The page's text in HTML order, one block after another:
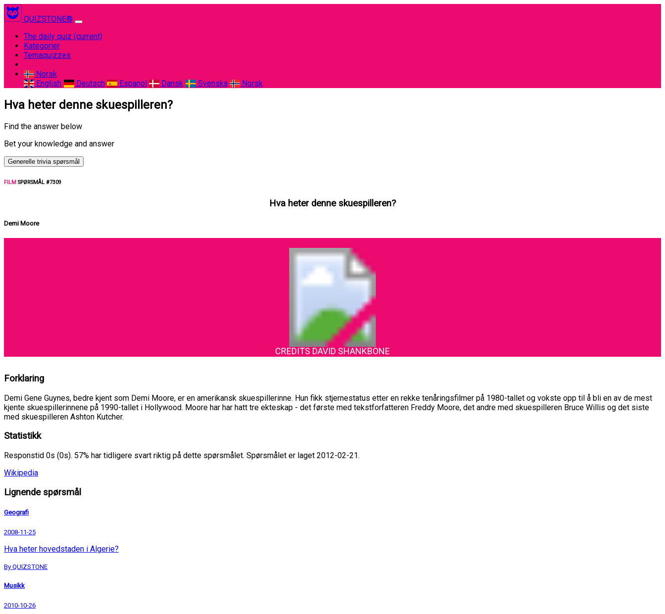
QUIZSTONE®
The daily quiz (current)
Kategorier
Temaquizzes
Norsk
English
Deutsch Espanol Dansk Svenska Norsk
Hva heter denne skuespilleren?
Find the answer below
Bet your knowledge and answer
Generelle trivia spørsmål
FILM SPØRSMÅL #7309
Hva heter denne skuespilleren?
Demi Moore
CREDITS DAVID SHANKBONE
Forklaring
Demi Gene Guynes, bedre kjent som Demi Moore, er en amerikansk skuespillerinne. Hun fikk stjernestatus etter en rekke tenåringsfilmer på 1980-tallet og vokste opp til å bli en av de mest
kjente skuespillerinnene på 1990-tallet i Hollywood. Moore har har hatt tre ekteskap - det første med tekstforfatteren Freddy Moore, det andre med skuespilleren Bruce Willis og det siste
med skuespilleren Ashton Kutcher.
Statistikk
Responstid 0s (0s). 57% har tidligere svart riktig på dette spørsmålet. Spørsmålet er laget 2012-02-21.
Wikipedia
Lignende spørsmål
Geografi
2008-11-25
Hva heter hovedstaden i Algerie?
By QUIZSTONE
Musikk
2010-10-26